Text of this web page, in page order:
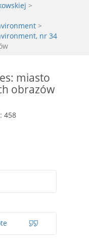
>
>
nr 34
miasto
obrazów
458